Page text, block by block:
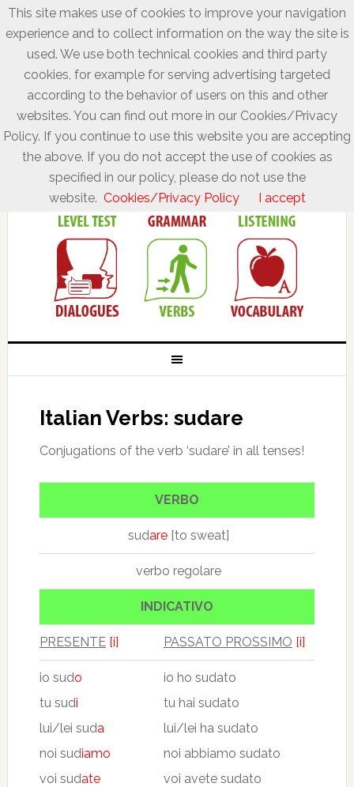
Italian Verbs: sudare
Conjugations of the verb ‘sudare’ in all tenses!
VERBO
sudare[to sweat]
verbo regolare
INDICATIVO
PRESENTE [i] PASSATO PROSSIMO [i]
io sudo
tu sudi
lui/lei suda
noi sudiamo
voi sudate
io ho sudato
tu hai sudato
lui/lei ha sudato
noi abbiamo sudato
voi avete sudato
This site makes use of cookies to improve your navigation
experience and to collect information on the way the site is
used. We use both technical cookies and third party
cookies, for example for serving advertising targeted
according to the behavior of users on this and other
websites. You can find out more in our Cookies/Privacy
Policy. If you continue to use this website you are accepting
the above. If you do not accept the use of cookies as
specified in our policy, please do not use the
website. Cookies/Privacy Policy I accept